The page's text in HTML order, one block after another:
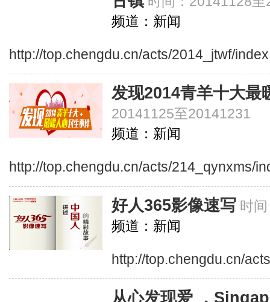
频道：新闻
http://top.chengdu.cn/acts/2014_jtwf/
发现2014青羊十大最
20141125至20141231
频道：新闻
http://top.chengdu.cn/acts/214_qynxms/
好人365影像速写 时
频道：新闻
http://top.chengdu.cn/
从心发现爱 ，